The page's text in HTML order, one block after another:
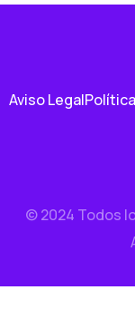
Aviso Legal
© 2024 Todos